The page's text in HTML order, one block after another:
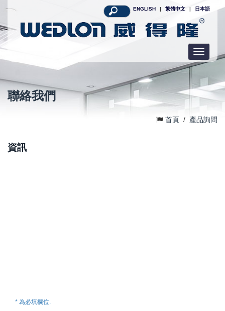
ENGLISH | 繁體中文 | 日本語
Toggle
聯絡我們
首頁 / 產品詢問
資訊
* 為必填欄位.